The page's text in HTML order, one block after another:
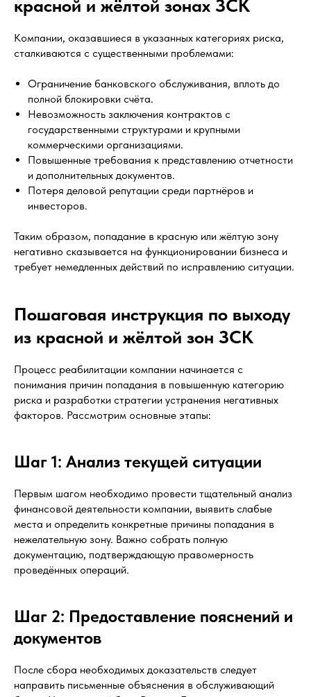
красной и жёлтой зонах ЗСК
Компании, оказавшиеся в указанных категориях риска,
сталкиваются с существенными проблемами:
Ограничение банковского обслуживания, вплоть до
полной блокировки счёта.
Невозможность заключения контрактов с
государственными структурами и крупными
коммерческими организациями.
Повышенные требования к представлению отчетности
и дополнительных документов.
Потеря деловой репутации среди партнёров и
инвесторов.
Таким образом, попадание в красную или жёлтую зону
негативно сказывается на функционировании бизнеса и
требует немедленных действий по исправлению ситуации.
Пошаговая инструкция по выходу
из красной и жёлтой зон ЗСК
Процесс реабилитации компании начинается с
понимания причин попадания в повышенную категорию
риска и разработки стратегии устранения негативных
факторов. Рассмотрим основные этапы:
Шаг 1: Анализ текущей ситуации
Первым шагом необходимо провести тщательный анализ
финансовой деятельности компании, выявить слабые
места и определить конкретные причины попадания в
нежелательную зону. Важно собрать полную
документацию, подтверждающую правомерность
проведённых операций.
Шаг 2: Предоставление пояснений и
документов
После сбора необходимых доказательств следует
направить письменные объяснения в обслуживающий